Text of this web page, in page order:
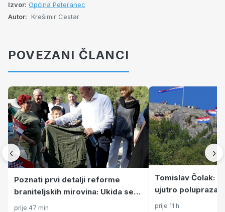
Izvor: Općina Peteranec
Autor: Krešimir Cestar
POVEZANI ČLANCI
‹
Poznati prvi detalji reforme
braniteljskih mirovina: Ukida se
posljednje umanjenje iz 2002.
prije 47 min
Tomislav Čolak:
ujutro
iz Hong Konga
prije 11 h
›